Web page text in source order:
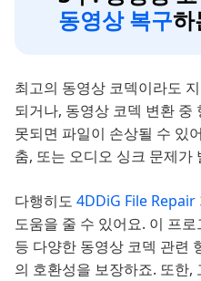
동영상 복구하
최고의 동영상 코덱이라도
되거나, 동영상 코덱 변환 중
못되면 파일이 손상될 수 있
춤, 또는 오디오 싱크 문제가
다행히도 4DDiG File Repair
도움을 줄 수 있어요. 이 프
등 다양한 동영상 코덱 관련
의 호환성을 보장하죠. 또한,